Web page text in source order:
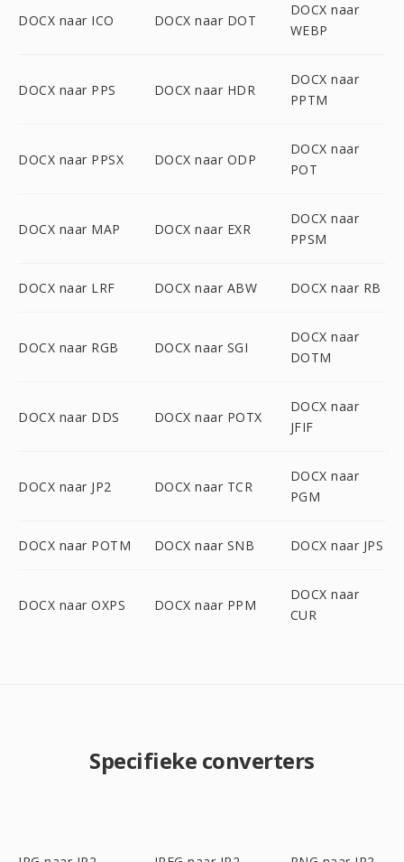
DOCX naar ICO DOCX naar DOT
DOCX naar
WEBP
DOCX naar PPS DOCX naar HDR
DOCX naar
PPTM
DOCX naar PPSX DOCX naar ODP
DOCX naar
POT
DOCX naar MAP DOCX naar EXR
DOCX naar
PPSM
DOCX naar LRF DOCX naar ABW DOCX naar RB
DOCX naar RGB DOCX naar SGI
DOCX naar
DOTM
DOCX naar DDS DOCX naar POTX
DOCX naar
JFIF
DOCX naar JP2 DOCX naar TCR
DOCX naar
PGM
DOCX naar POTM DOCX naar SNB DOCX naar JPS
DOCX naar OXPS DOCX naar PPM
DOCX naar
CUR
Specifieke converters